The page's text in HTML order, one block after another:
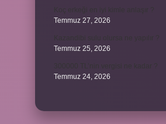
Temmuz 27, 2026
Temmuz 25, 2026
Temmuz 24, 2026